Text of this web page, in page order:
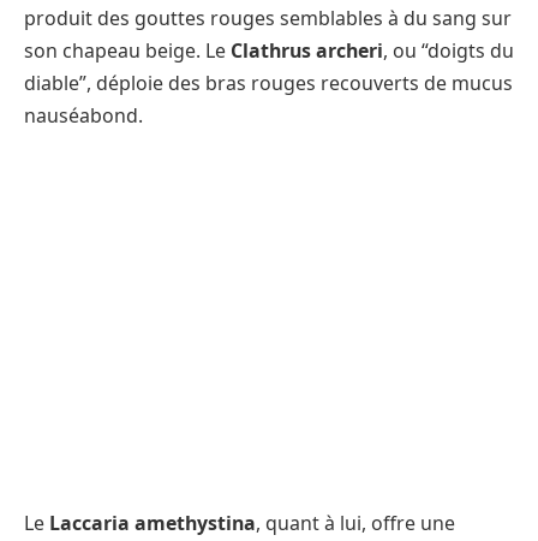
produit des gouttes rouges semblables à du sang sur
son chapeau beige. Le Clathrus archeri, ou “doigts du
diable”, déploie des bras rouges recouverts de mucus
nauséabond.
Le Laccaria amethystina, quant à lui, offre une